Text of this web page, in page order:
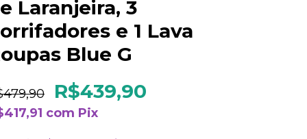
Laranjeira, 3
e 1 Lava
Blue G
R$439,90
com Pix